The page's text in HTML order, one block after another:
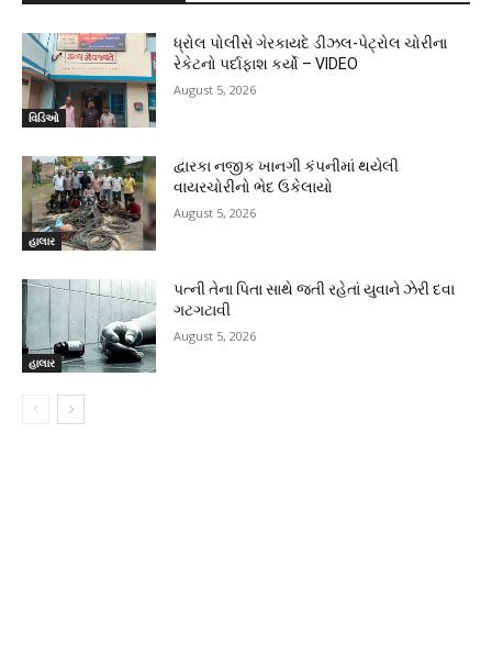
વિડિઓ
ધ્રોલ પોલીસે ગેરકાયદે ડીઝલ-પેટ્રોલ ચોરીના
રેકેટનો પર્દાફાશ કર્યો – VIDEO
August 5, 2026
હાલાર
દ્વારકા નજીક ખાનગી કંપનીમાં થયેલી
વાયરચોરીનો ભેદ ઉકેલાયો
August 5, 2026
હાલાર
પત્ની તેના પિતા સાથે જતી રહેતાં યુવાને ઝેરી દવા
ગટગટાવી
August 5, 2026